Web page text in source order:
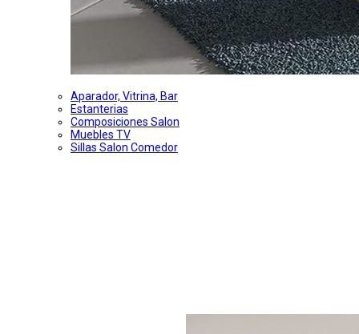
Aparador, Vitrina, Bar
Estanterias
Composiciones Salon
Muebles TV
Sillas Salon Comedor